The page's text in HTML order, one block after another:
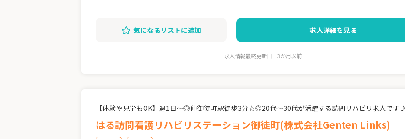
気になるリストに追加 求人詳細を見る
求人情報最終更新日：3か月以前
【体験や見学もOK】週1日～◎仲御徒町駅徒歩3分☆◎20代～30代が活躍する訪問リハビリ求人です♪
はる訪問看護リハビリステーション御徒町(株式会社Genten Links)